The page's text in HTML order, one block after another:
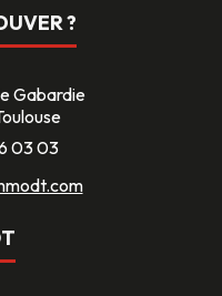
?
Gabardie
03 03